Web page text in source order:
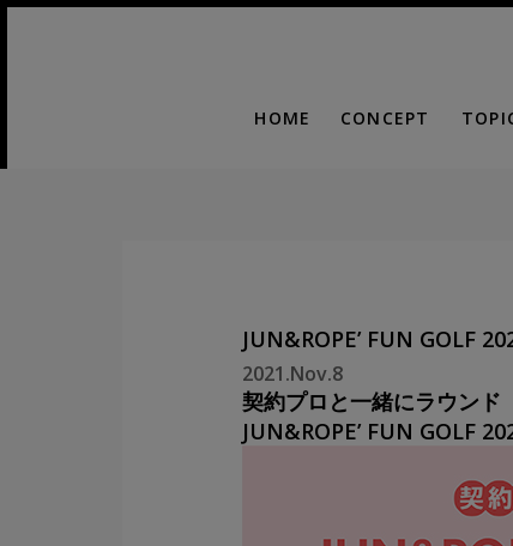
HOME CONCEPT
JUN&ROPE’ FUN GOLF
2021.Nov.8
契約プロと一緒にラウンド
JUN&ROPE’ FUN GOLF